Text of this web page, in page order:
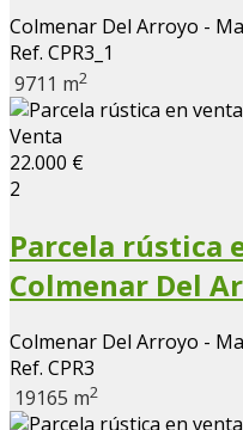
Colmenar Del Arroyo -
Ref. CPR3_1
9711 m2
Venta
22.000 €
2
Parcela rústica
Colmenar Del
Colmenar Del Arroyo -
Ref. CPR3
19165 m2